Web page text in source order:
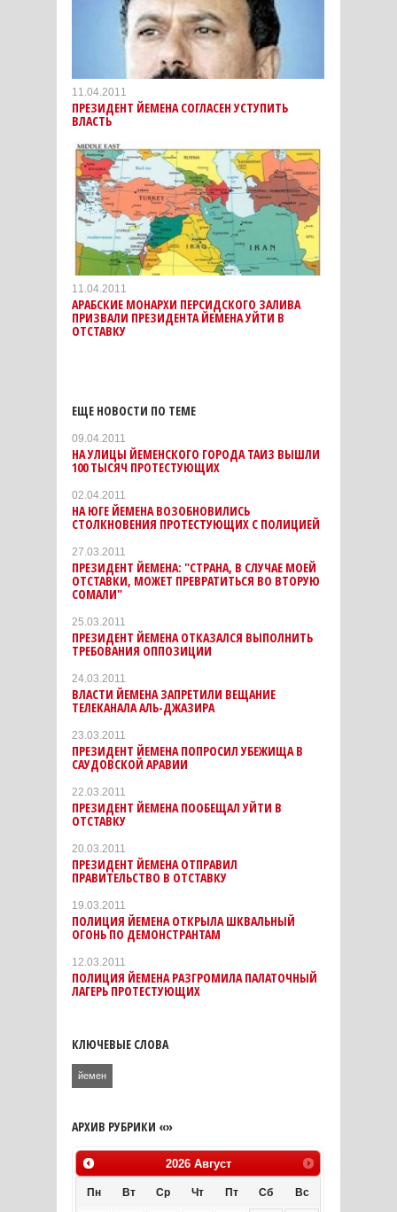
11.04.2011
ПРЕЗИДЕНТ ЙЕМЕНА СОГЛАСЕН УСТУПИТЬ
ВЛАСТЬ
11.04.2011
АРАБСКИЕ МОНАРХИ ПЕРСИДСКОГО ЗАЛИВА
ПРИЗВАЛИ ПРЕЗИДЕНТА ЙЕМЕНА УЙТИ В
ОТСТАВКУ
ЕЩЕ НОВОСТИ ПО ТЕМЕ
09.04.2011
НА УЛИЦЫ ЙЕМЕНСКОГО ГОРОДА ТАИЗ ВЫШЛИ
100 ТЫСЯЧ ПРОТЕСТУЮЩИХ
02.04.2011
НА ЮГЕ ЙЕМЕНА ВОЗОБНОВИЛИСЬ
СТОЛКНОВЕНИЯ ПРОТЕСТУЮЩИХ С ПОЛИЦИЕЙ
27.03.2011
ПРЕЗИДЕНТ ЙЕМЕНА: "СТРАНА, В СЛУЧАЕ МОЕЙ
ОТСТАВКИ, МОЖЕТ ПРЕВРАТИТЬСЯ ВО ВТОРУЮ
СОМАЛИ"
25.03.2011
ПРЕЗИДЕНТ ЙЕМЕНА ОТКАЗАЛСЯ ВЫПОЛНИТЬ
ТРЕБОВАНИЯ ОППОЗИЦИИ
24.03.2011
ВЛАСТИ ЙЕМЕНА ЗАПРЕТИЛИ ВЕЩАНИЕ
ТЕЛЕКАНАЛА АЛЬ-ДЖАЗИРА
23.03.2011
ПРЕЗИДЕНТ ЙЕМЕНА ПОПРОСИЛ УБЕЖИЩА В
САУДОВСКОЙ АРАВИИ
22.03.2011
ПРЕЗИДЕНТ ЙЕМЕНА ПООБЕЩАЛ УЙТИ В
ОТСТАВКУ
20.03.2011
ПРЕЗИДЕНТ ЙЕМЕНА ОТПРАВИЛ
ПРАВИТЕЛЬСТВО В ОТСТАВКУ
19.03.2011
ПОЛИЦИЯ ЙЕМЕНА ОТКРЫЛА ШКВАЛЬНЫЙ
ОГОНЬ ПО ДЕМОНСТРАНТАМ
12.03.2011
ПОЛИЦИЯ ЙЕМЕНА РАЗГРОМИЛА ПАЛАТОЧНЫЙ
ЛАГЕРЬ ПРОТЕСТУЮЩИХ
КЛЮЧЕВЫЕ СЛОВА
йемен
АРХИВ РУБРИКИ «»
2026 Август
Пн Вт Ср Чт Пт Сб Вс